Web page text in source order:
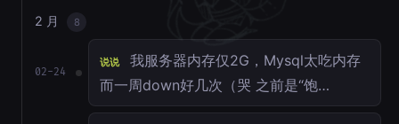
2 月 8
02-24
说说
我服务器内存仅2G，Mysql太吃内存
而一周down好几次（哭 之前是“饱…